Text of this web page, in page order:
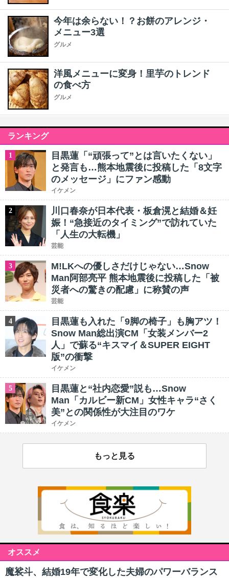
今年は余らない！？お餅のアレンジ・
メニュー3選
グルメ
洋風メニューに変身！里芋のトレンド
の食べ方
グルメ
ランキング
1
目黒蓮「“頑張って”とは言いたくない」
と発言も…熊本地震後に投稿した「8文字
のメッセージ」にファン感動
イケメン
2
川口春奈が日本代表・板倉滉と結婚＆妊
娠！“急接近のタイミング”で訪れていた
「人生の大転機」
芸能
3
M!LKへの優しさだけじゃない…Snow
Man阿部亮平 熊本地震後に投稿した「被
災者への驚きの配慮」に称賛の声
芸能
4
目黒蓮も入れた「9脚の椅子」も胸アツ！
Snow Man総出演CM「女装メンバー2
人」で蘇る“キスマイ＆SUPER EIGHT
版”の衝撃
イケメン
5
目黒蓮と“社内恋愛”説も…Snow
Man「カルビー新CM」女性キャラ“さく
美”との関係性が大注目のワケ
イケメン
もっと見る
オススメ
魔裟斗、結婚19年で変化した夫婦のパワーバランス